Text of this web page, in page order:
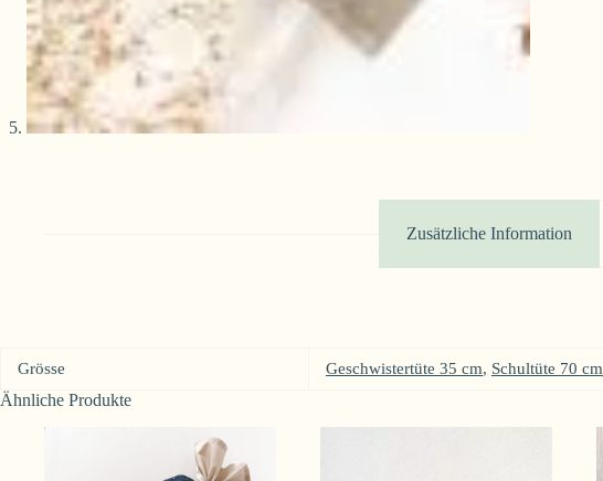
Zusätzliche Information
Grösse Geschwistertüte 35 cm, Schultüte 70 cm
Ähnliche Produkte